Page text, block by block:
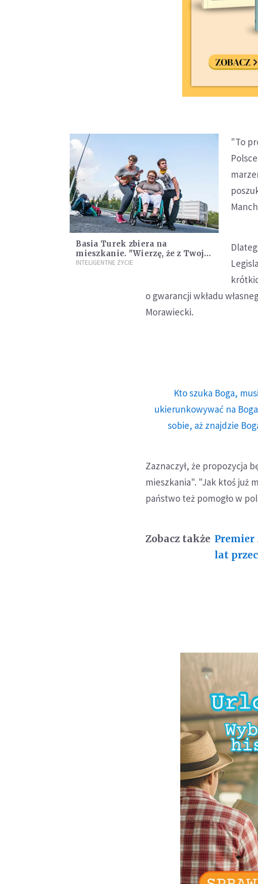
Basia Turek zbiera na
mieszkanie. "Wierzę, że z Twoją
pomocą wszystko się uda"
INTELIGENTNE ŻYCIE
"To
o gwarancji wkładu
Morawiecki.
Kto szuka Boga,
ukierunkowywać na
sobie, aż znajdzie
Zaznaczył, że propozycja
mieszkania". "Jak ktoś już
państwo też pomogło w
Zobacz także Premier
lat